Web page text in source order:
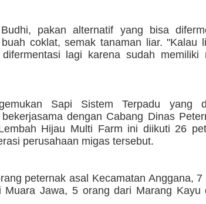
pakan alternatif yang bisa
coklat, semak tanaman liar. "Kalau
lagi karena sudah memiliki
Sapi Sistem Terpadu yang
dengan Cabang Dinas
Hijau Multi Farm ini diikuti 26
perusahaan migas tersebut.
peternak asal Kecamatan Anggana, 7
Muara Jawa, 5 orang dari Marang Kayu